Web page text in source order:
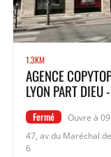
1.3KM
AGENCE
LYON PART DIEU
Fermé
Ouvre à
47, av du Maréchal
6